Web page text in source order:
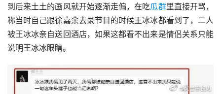
到后来土土的画风就开始逐渐走偏，在吃瓜群里直接开骂，
称当时自己跟徐嘉余去录节目的时候王冰冰都看到了，二人
被王冰冰亲自送回酒店，如果这都看不出来是情侣关系只能
说明王冰冰眼瞎。